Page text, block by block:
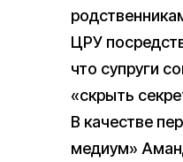
ЦРУ
что супруги
«скрыть
В качестве
медиум»